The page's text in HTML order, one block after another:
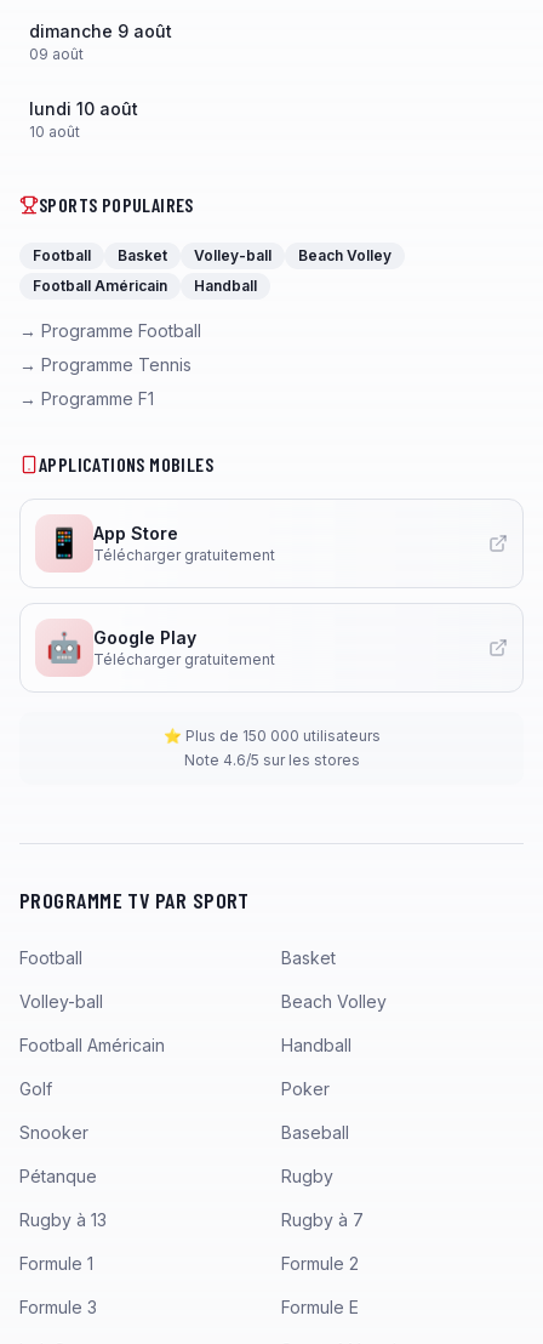
dimanche 9 août
09 août
lundi 10 août
10 août
SPORTS POPULAIRES
Football Basket Volley-ball
Beach Volley
Football Américain
Handball
→ Programme Football
→ Programme Tennis
→ Programme F1
APPLICATIONS MOBILES
📱 App Store
Télécharger gratuitement
🤖 Google Play
Télécharger gratuitement
⭐ Plus de 150 000 utilisateurs
Note 4.6/5 sur les stores
PROGRAMME TV PAR SPORT
Football Basket
Volley-ball Beach Volley
Football Américain Handball
Golf Poker
Snooker Baseball
Pétanque Rugby
Rugby à 13 Rugby à 7
Formule 1 Formule 2
Formule 3 Formule E